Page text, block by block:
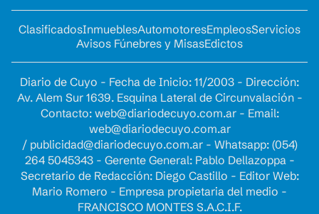
ClasificadosInmueblesAutomotoresEmpleosServicios
Avisos Fúnebres y MisasEdictos
Diario de Cuyo - Fecha de Inicio: 11/2003 - Dirección:
Av. Alem Sur 1639. Esquina Lateral de Circunvalación -
Contacto: web@diariodecuyo.com.ar- Email:
web@diariodecuyo.com.ar
/ publicidad@diariodecuyo.com.ar- Whatsapp: (054)
264 5045343 - Gerente General: Pablo Dellazoppa -
Secretario de Redacción: Diego Castillo - Editor Web:
Mario Romero - Empresa propietaria del medio -
FRANCISCO MONTES S.A.C.I.F.